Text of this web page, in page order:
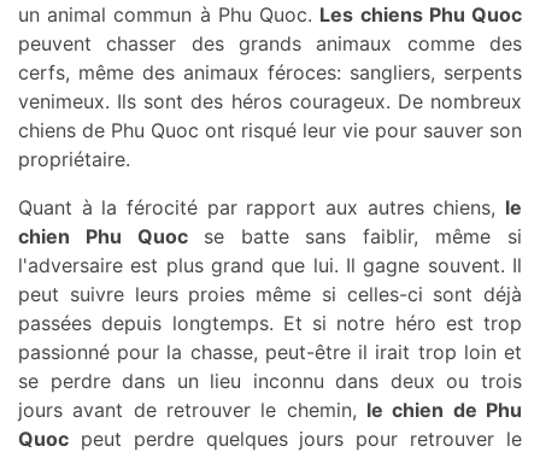
un animal commun à Phu Quoc. Les chiens Phu Quoc
peuvent chasser des grands animaux comme des
cerfs, même des animaux féroces: sangliers, serpents
venimeux. Ils sont des héros courageux. De nombreux
chiens de Phu Quoc ont risqué leur vie pour sauver son
propriétaire.
Quant à la férocité par rapport aux autres chiens, le
chien Phu Quoc se batte sans faiblir, même si
l'adversaire est plus grand que lui. Il gagne souvent. Il
peut suivre leurs proies même si celles-ci sont déjà
passées depuis longtemps. Et si notre héro est trop
passionné pour la chasse, peut-être il irait trop loin et
se perdre dans un lieu inconnu dans deux ou trois
jours avant de retrouver le chemin, le chien de Phu
Quoc peut perdre quelques jours pour retrouver le